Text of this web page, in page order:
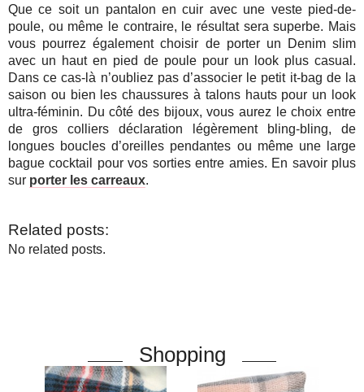
Que ce soit un pantalon en cuir avec une veste pied-de-
poule, ou même le contraire, le résultat sera superbe. Mais
vous pourrez également choisir de porter un Denim slim
avec un haut en pied de poule pour un look plus casual.
Dans ce cas-là n’oubliez pas d’associer le petit it-bag de la
saison ou bien les chaussures à talons hauts pour un look
ultra-féminin. Du côté des bijoux, vous aurez le choix entre
de gros colliers déclaration légèrement bling-bling, de
longues boucles d’oreilles pendantes ou même une large
bague cocktail pour vos sorties entre amies. En savoir plus
sur porter les carreaux.
Related posts:
No related posts.
Shopping